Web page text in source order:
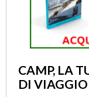
CAMP, LA
DI VIAGGIO